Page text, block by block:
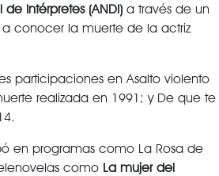
Intérpretes (ANDI) a través de un
conocer la muerte de la actriz
participaciones en Asalto violento
realizada en 1991; y De que te
en programas como La Rosa de
como La mujer del